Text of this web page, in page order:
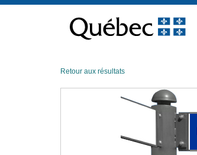
contenu
Retour aux résultats